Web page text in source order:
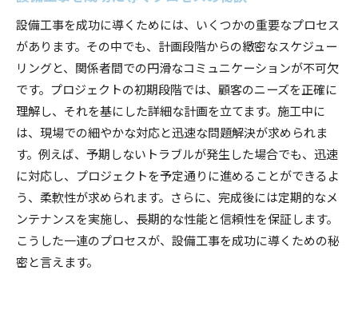
設備工事を成功に導くためには、いくつかの重要なプロセス
があります。その中でも、計画段階からの緻密なスケジュー
リングと、関係者間での円滑なコミュニケーションが不可欠
です。プロジェクトの初期段階では、顧客のニーズを正確に
理解し、それを基にした詳細な計画を立てます。施工中に
は、現場での細やかな対応と迅速な問題解決が求められま
す。例えば、予期しないトラブルが発生した場合でも、迅速
に対応し、プロジェクトを予定通りに進めることができるよ
う、柔軟性が求められます。さらに、完成後には定期的なメ
ンテナンスを実施し、長期的な性能と信頼性を保証します。
こうした一連のプロセスが、設備工事を成功に導くための秘
密と言えます。